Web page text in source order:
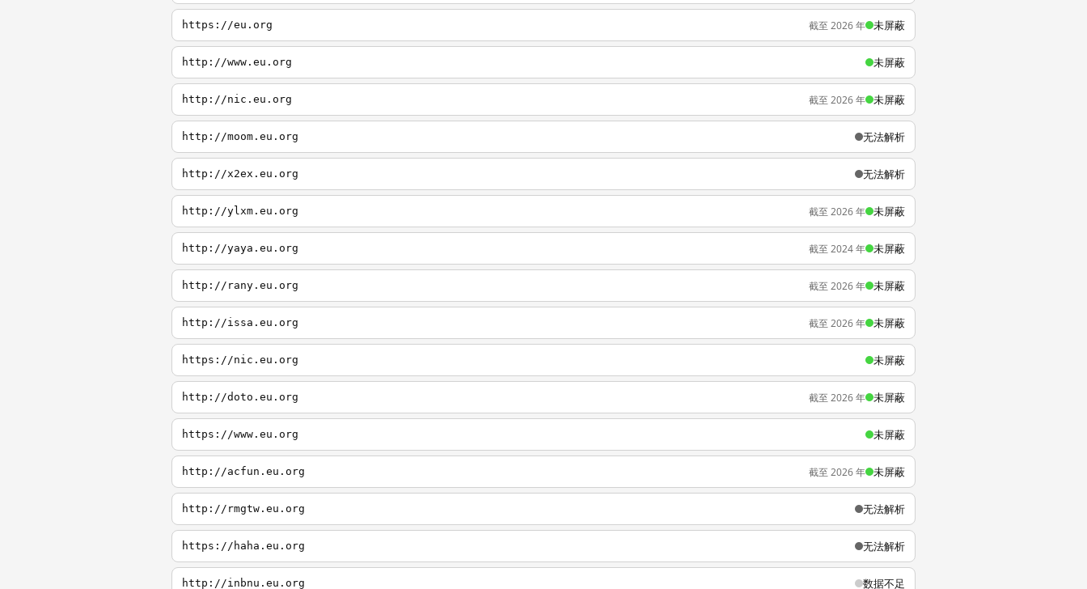
https://eu.org 截至 2026 年 未屏蔽
http://www.eu.org 未屏蔽
http://nic.eu.org 截至 2026 年 未屏蔽
http://moom.eu.org 无法解析
http://x2ex.eu.org 无法解析
http://ylxm.eu.org 截至 2026 年 未屏蔽
http://yaya.eu.org 截至 2024 年 未屏蔽
http://rany.eu.org 截至 2026 年 未屏蔽
http://issa.eu.org 截至 2026 年 未屏蔽
https://nic.eu.org 未屏蔽
http://doto.eu.org 截至 2026 年 未屏蔽
https://www.eu.org 未屏蔽
http://acfun.eu.org 截至 2026 年 未屏蔽
http://rmgtw.eu.org 无法解析
https://haha.eu.org 无法解析
http://inbnu.eu.org 数据不足